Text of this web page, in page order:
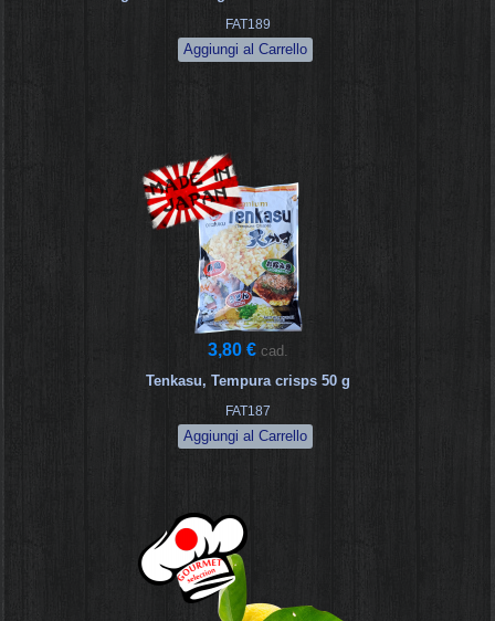
FAT189
3,80 € cad.
Tenkasu, Tempura crisps 50 g
FAT187